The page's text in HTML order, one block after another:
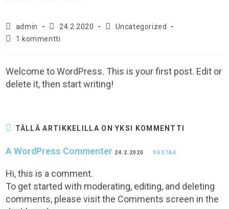
admin 24.2.2020
Uncategorized
1 kommentti
Welcome to WordPress. This is your first post. Edit or
delete it, then start writing!
TÄLLÄ ARTIKKELILLA ON YKSI KOMMENTTI
A WordPress Commenter 24.2.2020 VASTAA
Hi, this is a comment.
To get started with moderating, editing, and deleting
comments, please visit the Comments screen in the